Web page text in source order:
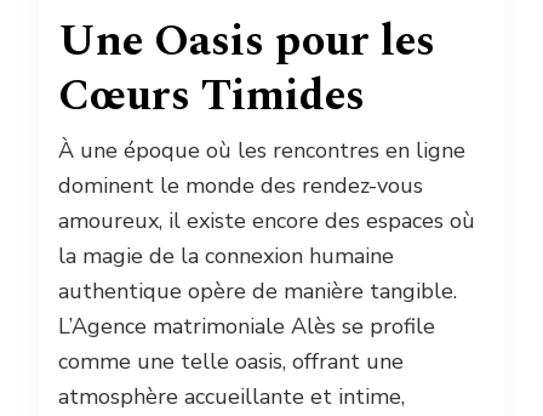
Une Oasis pour les
Cœurs Timides
À une époque où les rencontres en ligne
dominent le monde des rendez-vous
amoureux, il existe encore des espaces où
la magie de la connexion humaine
authentique opère de manière tangible.
L’Agence matrimoniale Alès se profile
comme une telle oasis, offrant une
atmosphère accueillante et intime,